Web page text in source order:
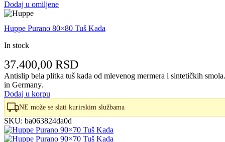
Dodaj u omiljene
Huppe Purano 80×80 Tuš Kada
In stock
37.400,00 RSD
Antislip bela plitka tuš kada od mlevenog mermera i sintetičkih
in Germany.
Dodaj u korpu
NE može se slati kurirskim službama
SKU: ba063824da0d